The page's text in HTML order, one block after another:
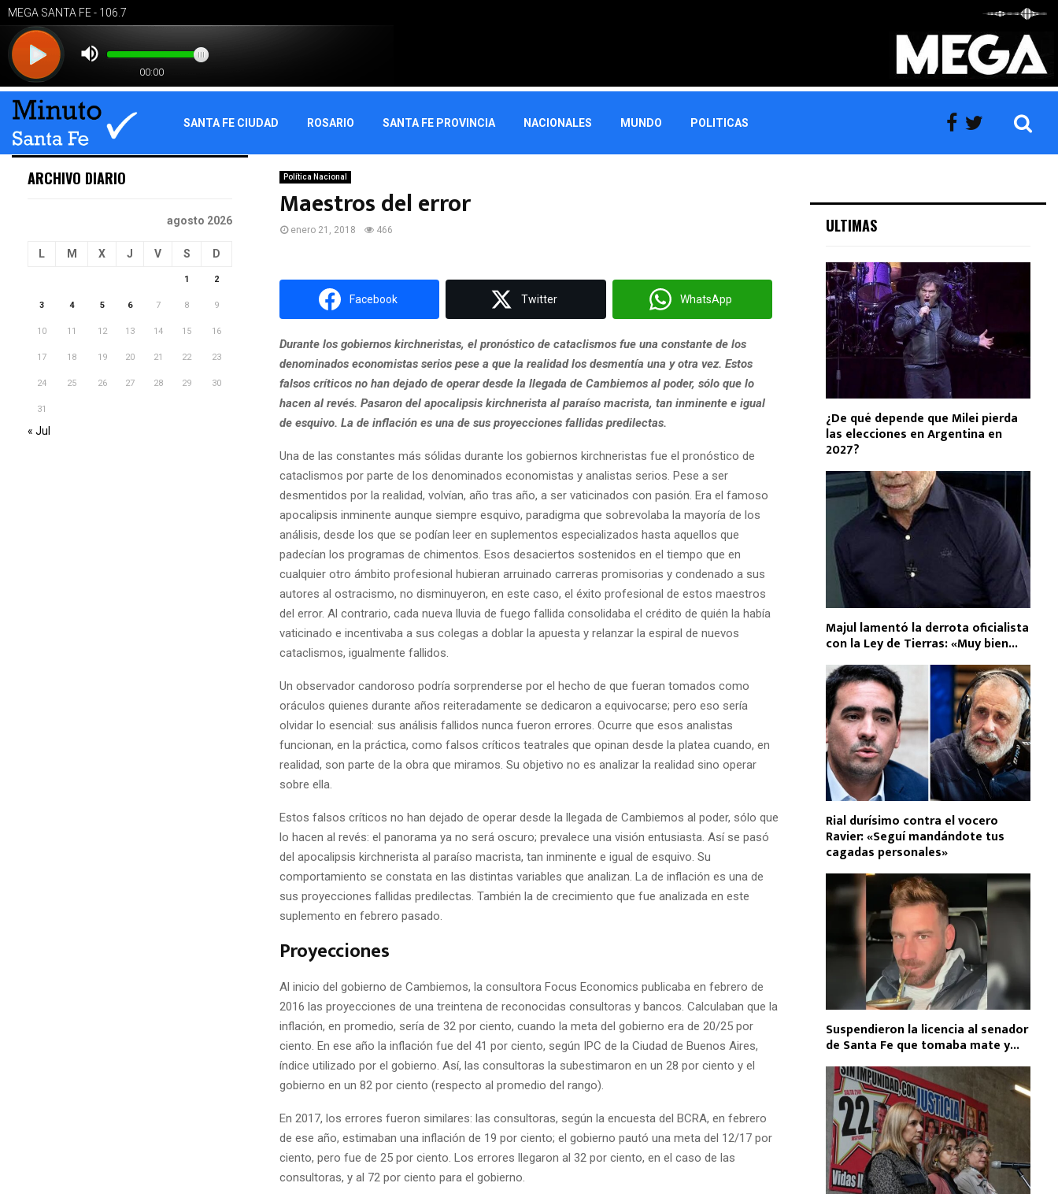
SANTA FE CIUDAD ROSARIO SANTA FE PROVINCIA NACIONALES MUNDO POLITICAS
Política Nacional
Maestros del error
enero 21, 2018 466
Facebook Twitter WhatsApp
Durante los gobiernos kirchneristas, el pronóstico de cataclismos fue una constante de los
denominados economistas serios pese a que la realidad los desmentía una y otra vez. Estos
falsos críticos no han dejado de operar desde la llegada de Cambiemos al poder, sólo que lo
hacen al revés. Pasaron del apocalipsis kirchnerista al paraíso macrista, tan inminente e igual
de esquivo. La de inflación es una de sus proyecciones fallidas predilectas.
Una de las constantes más sólidas durante los gobiernos kirchneristas fue el pronóstico de
cataclismos por parte de los denominados economistas y analistas serios. Pese a ser
desmentidos por la realidad, volvían, año tras año, a ser vaticinados con pasión. Era el famoso
apocalipsis inminente aunque siempre esquivo, paradigma que sobrevolaba la mayoría de los
análisis, desde los que se podían leer en suplementos especializados hasta aquellos que
padecían los programas de chimentos. Esos desaciertos sostenidos en el tiempo que en
cualquier otro ámbito profesional hubieran arruinado carreras promisorias y condenado a sus
autores al ostracismo, no disminuyeron, en este caso, el éxito profesional de estos maestros
del error. Al contrario, cada nueva lluvia de fuego fallida consolidaba el crédito de quién la había
vaticinado e incentivaba a sus colegas a doblar la apuesta y relanzar la espiral de nuevos
cataclismos, igualmente fallidos.
Un observador candoroso podría sorprenderse por el hecho de que fueran tomados como
oráculos quienes durante años reiteradamente se dedicaron a equivocarse; pero eso sería
olvidar lo esencial: sus análisis fallidos nunca fueron errores. Ocurre que esos analistas
funcionan, en la práctica, como falsos críticos teatrales que opinan desde la platea cuando, en
realidad, son parte de la obra que miramos. Su objetivo no es analizar la realidad sino operar
sobre ella.
Estos falsos críticos no han dejado de operar desde la llegada de Cambiemos al poder, sólo que
lo hacen al revés: el panorama ya no será oscuro; prevalece una visión entusiasta. Así se pasó
del apocalipsis kirchnerista al paraíso macrista, tan inminente e igual de esquivo. Su
comportamiento se constata en las distintas variables que analizan. La de inflación es una de
sus proyecciones fallidas predilectas. También la de crecimiento que fue analizada en este
suplemento en febrero pasado.
Proyecciones
Al inicio del gobierno de Cambiemos, la consultora Focus Economics publicaba en febrero de
2016 las proyecciones de una treintena de reconocidas consultoras y bancos. Calculaban que la
inflación, en promedio, sería de 32 por ciento, cuando la meta del gobierno era de 20/25 por
ciento. En ese año la inflación fue del 41 por ciento, según IPC de la Ciudad de Buenos Aires,
índice utilizado por el gobierno. Así, las consultoras la subestimaron en un 28 por ciento y el
gobierno en un 82 por ciento (respecto al promedio del rango).
En 2017, los errores fueron similares: las consultoras, según la encuesta del BCRA, en febrero
de ese año, estimaban una inflación de 19 por ciento; el gobierno pautó una meta del 12/17 por
ciento, pero fue de 25 por ciento. Los errores llegaron al 32 por ciento, en el caso de las
consultoras, y al 72 por ciento para el gobierno.
ARCHIVO DIARIO
agosto 2026
L M X J V S D
1 2
3 4 5 6 7 8 9
10 11 12 13 14 15 16
17 18 19 20 21 22 23
24 25 26 27 28 29 30
31
« Jul
ULTIMAS
¿De qué depende que Milei pierda
las elecciones en Argentina en
2027?
Majul lamentó la derrota oficialista
con la Ley de Tierras: «Muy bien...
Rial durísimo contra el vocero
Ravier: «Seguí mandándote tus
cagadas personales»
Suspendieron la licencia al senador
de Santa Fe que tomaba mate y...